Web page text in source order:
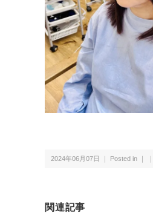
2024年06月07日 ｜ Posted in ｜ ｜
関連記事